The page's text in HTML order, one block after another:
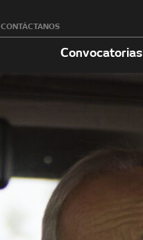
CONTÁCTANOS
Convocatorias